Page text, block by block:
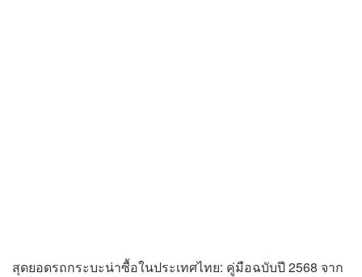
สุดยอดรถกระบะน่าซื้อในประเทศไทย: คู่มือฉบับปี 2568 จาก